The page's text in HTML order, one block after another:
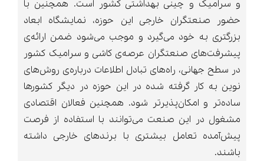
و سرامیک و چینی بهداشتی کشور است. همچنین با
حضور صنعتگران خارجی این حوزه، نمایشگاه ابعاد
بزرگتری به خود می‌‌گیرد و موجب می‌شود ضمن ارائه‌ی
پیشرفت‌های صنعتگران عرصه‌ی کاشی و سرامیک کشور
در سطح جهانی، راه‌های تبادل اطلاعات درباره‌ی روش‌های
نوین به کار گرفته شده در این حوزه در دیگر کشورها
ساده‌تر و امکان‌پذیرتر شود. همچنین فعالان اقتصادی
مشغول در این صنعت می‌توانند با استفاده از فرصت
پیش‌آمده تعامل بیشتری با برند‌های خارجی داشته
باشند.